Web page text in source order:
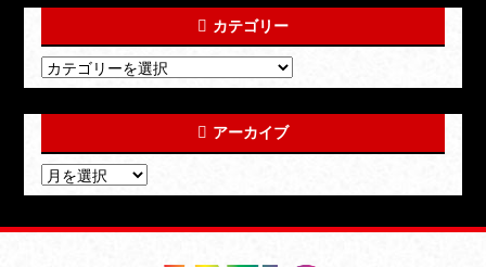
カテゴリー
アーカイブ